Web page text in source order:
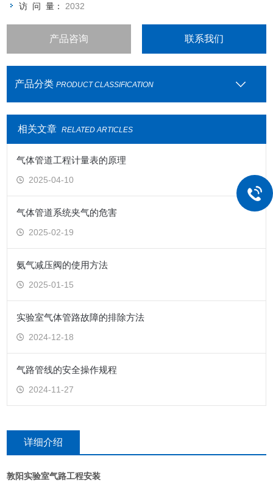
访 问 量： 2032
产品咨询 联系我们
产品分类 PRODUCT CLASSIFICATION
相关文章 RELATED ARTICLES
气体管道工程计量表的原理
2025-04-10
气体管道系统夹气的危害
2025-02-19
氨气减压阀的使用方法
2025-01-15
实验室气体管路故障的排除方法
2024-12-18
气路管线的安全操作规程
2024-11-27
详细介绍
敦阳实验室气路工程安装